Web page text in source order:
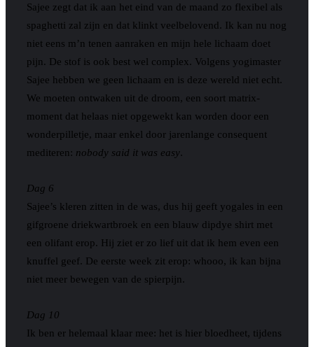
Sajee zegt dat ik aan het eind van de maand zo flexibel als
spaghetti zal zijn en dat klinkt veelbelovend. Ik kan nu nog
niet eens m’n tenen aanraken en mijn hele lichaam doet
pijn. De stof is ook best wel complex. Volgens yogimaster
Sajee hebben we geen lichaam en is deze wereld niet echt.
We moeten ontwaken uit de droom, een soort matrix-
moment dat helaas niet opgewekt kan worden door een
wonderpilletje, maar enkel door jarenlange consequent
mediteren: nobody said it was easy.
Dag 6
Sajee’s kleren zitten in de was, dus hij geeft yogales in een
gifgroene driekwartbroek en een blauw dipdye shirt met
een olifant erop. Hij ziet er zo lief uit dat ik hem even een
knuffel geef. De eerste week zit erop: whooo, ik kan bijna
niet meer bewegen van de spierpijn.
Dag 10
Ik ben er helemaal klaar mee: het is hier bloedheet, tijdens